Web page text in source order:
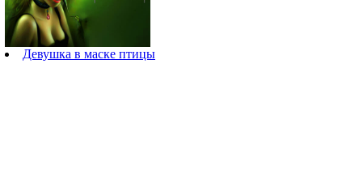
Девушка в маске птицы